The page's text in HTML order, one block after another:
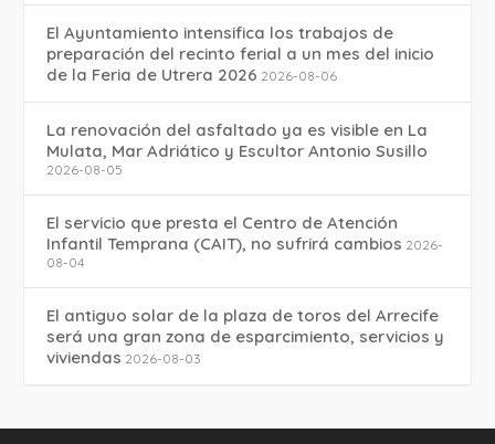
El Ayuntamiento intensifica los trabajos de
preparación del recinto ferial a un mes del inicio
de la Feria de Utrera 2026 2026-08-06
La renovación del asfaltado ya es visible en La
Mulata, Mar Adriático y Escultor Antonio Susillo
2026-08-05
El servicio que presta el Centro de Atención
Infantil Temprana (CAIT), no sufrirá cambios 2026-
08-04
El antiguo solar de la plaza de toros del Arrecife
será una gran zona de esparcimiento, servicios y
viviendas 2026-08-03